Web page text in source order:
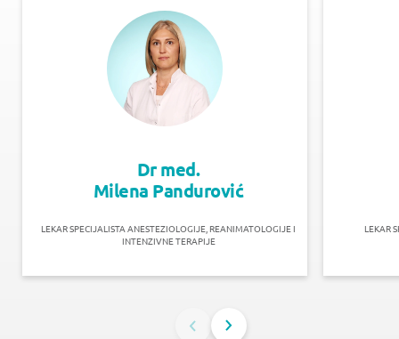
Dr med.
Milena Pandurović
LEKAR SPECIJALISTA ANESTEZIOLOGIJE, REANIMATOLOGIJE I
INTENZIVNE TERAPIJE
LEKAR